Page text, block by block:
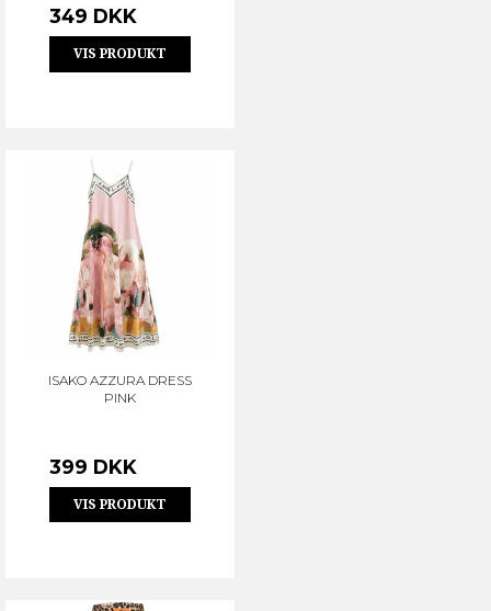
349 DKK
VIS PRODUKT
ISAKO AZZURA DRESS
PINK
399 DKK
VIS PRODUKT